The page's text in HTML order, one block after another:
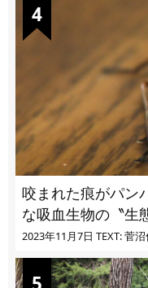
咬まれた痕がパ
な吸血生物の〝
ユ・ヌカカ】
2023年11月7日 TEXT: 菅